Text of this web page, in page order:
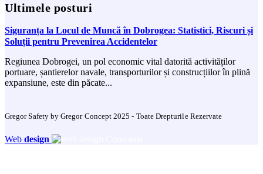
Ultimele posturi
Siguranța la Locul de Muncă în Dobrogea: Statistici, Riscuri și
Soluții pentru Prevenirea Accidentelor
Regiunea Dobrogei, un pol economic vital datorită activităților
portuare, șantierelor navale, transporturilor și construcțiilor în plină
expansiune, este din păcate...
Gregor Safety by Gregor Concept 2025 - Toate Drepturile Rezervate
Web design